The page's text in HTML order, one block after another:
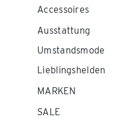
Accessoires
Ausstattung
Umstandsmode
Lieblingshelden
MARKEN
SALE